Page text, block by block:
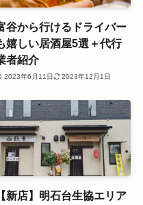
谷から行けるドライバー
嬉しい居酒屋5選＋代行
者紹介
2023年6月11日 2023年12月1日
【新店】明石台生協エリア